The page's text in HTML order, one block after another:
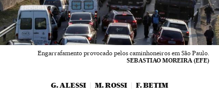
Engarrafamento provocado pelos caminhoneiros em São Paulo.
SEBASTIAO MOREIRA (EFE)
G. ALESSI M. ROSSI F. BETIM